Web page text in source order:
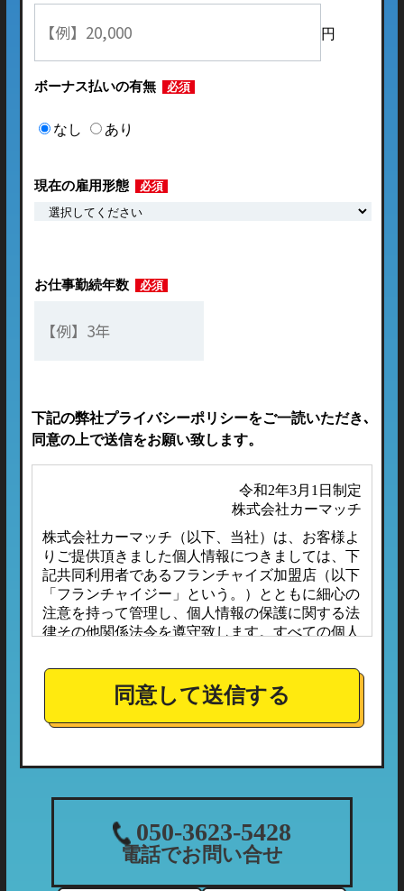
円
ボーナス払いの有無 必須
なし あり
現在の雇用形態 必須
お仕事勤続年数 必須
下記の弊社プライバシーポリシーをご一読いただき､
同意の上で送信をお願い致します。
令和2年3月1日制定
株式会社カーマッチ
株式会社カーマッチ（以下、当社）は、お客様よ
りご提供頂きました個人情報につきましては、下
記共同利用者であるフランチャイズ加盟店（以下
「フランチャイジー」という。）とともに細心の
注意を持って管理し、個人情報の保護に関する法
律その他関係法令を遵守致します。すべての個人
ほか、お客様ご本人の同意なしに第三者へ開示ま
たは提供されることはありません。
また、フランチャイジーとの間においては、事前
に個人情報保護に対する安全性を審査の上、個人
こととしており、適切な管理監督を行ってまいり
当社が収集する個人情報につきましては、下記の
利用目的の範囲内において利用させて頂きます。
同意して送信する
050-3623-5428
電話でお問い合せ